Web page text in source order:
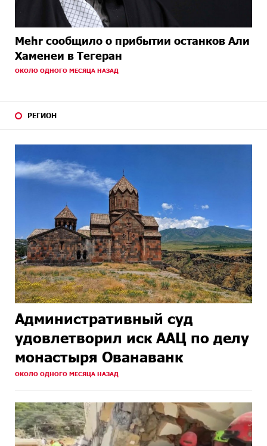
Mehr сообщило о прибытии останков Али
Хаменеи в Тегеран
ОКОЛО ОДНОГО МЕСЯЦА НАЗАД
РЕГИОН
Административный суд
удовлетворил иск ААЦ по делу
монастыря Ованаванк
ОКОЛО ОДНОГО МЕСЯЦА НАЗАД